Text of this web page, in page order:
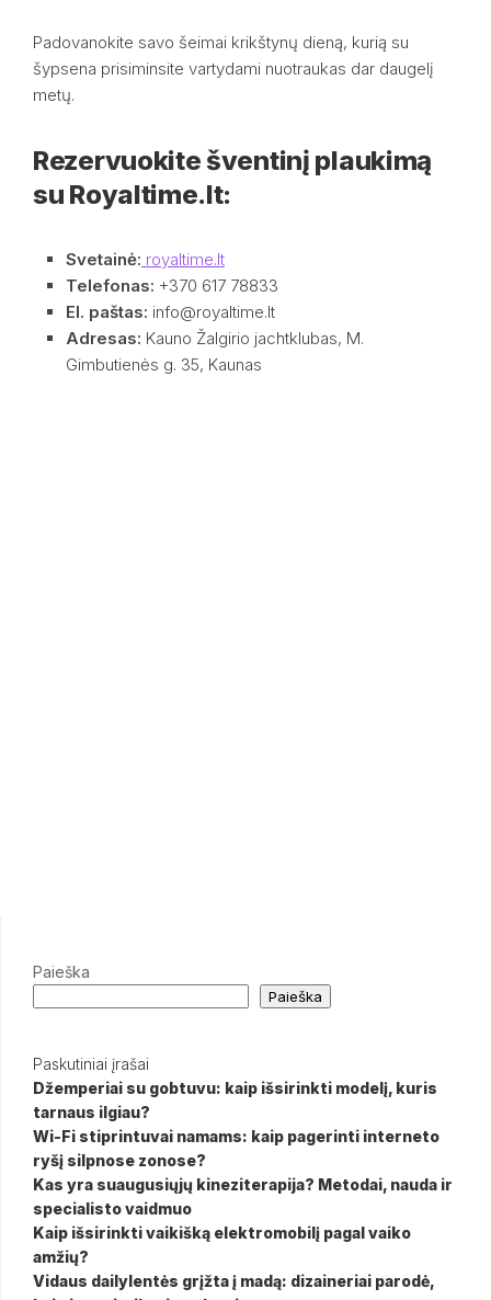
Padovanokite savo šeimai krikštynų dieną, kurią su
šypsena prisiminsite vartydami nuotraukas dar daugelį
metų.
Rezervuokite šventinį plaukimą
su Royaltime.lt:
Svetainė: royaltime.lt
Telefonas: +370 617 78833
El. paštas: info@royaltime.lt
Adresas: Kauno Žalgirio jachtklubas, M.
Gimbutienės g. 35, Kaunas
Paieška
Paieška
Paskutiniai įrašai
Džemperiai su gobtuvu: kaip išsirinkti modelį, kuris
tarnaus ilgiau?
Wi-Fi stiprintuvai namams: kaip pagerinti interneto
ryšį silpnose zonose?
Kas yra suaugusiųjų kineziterapija? Metodai, nauda ir
specialisto vaidmuo
Kaip išsirinkti vaikišką elektromobilį pagal vaiko
amžių?
Vidaus dailylentės grįžta į madą: dizaineriai parodė,